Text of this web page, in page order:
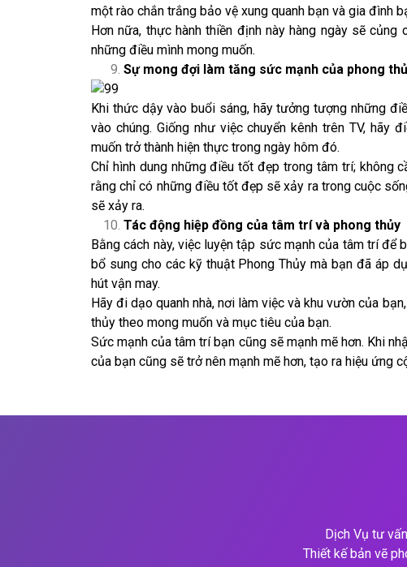
một rào chắn trắng bảo vệ xung quanh bạn và gia đình
Hơn nữa, thực hành thiền định này hàng ngày sẽ
những điều mình mong muốn.
Sự mong đợi làm tăng sức mạnh của phong
Khi thức dậy vào buổi sáng, hãy tưởng tượng những
vào chúng. Giống như việc chuyển kênh trên TV, hãy
muốn trở thành hiện thực trong ngày hôm đó.
Chỉ hình dung những điều tốt đẹp trong tâm trí; không
rằng chỉ có những điều tốt đẹp sẽ xảy ra trong cuộc
sẽ xảy ra.
Tác động hiệp đồng của tâm trí và phong thủy
Bằng cách này, việc luyện tập sức mạnh của tâm trí để
bổ sung cho các kỹ thuật Phong Thủy mà bạn đã áp
hút vận may.
Hãy đi dạo quanh nhà, nơi làm việc và khu vườn của
thủy theo mong muốn và mục tiêu của bạn.
Sức mạnh của tâm trí bạn cũng sẽ mạnh mẽ hơn. Khi
của bạn cũng sẽ trở nên mạnh mẽ hơn, tạo ra hiệu ứng
Dịch Vụ tư
Thiết kế bản vẽ